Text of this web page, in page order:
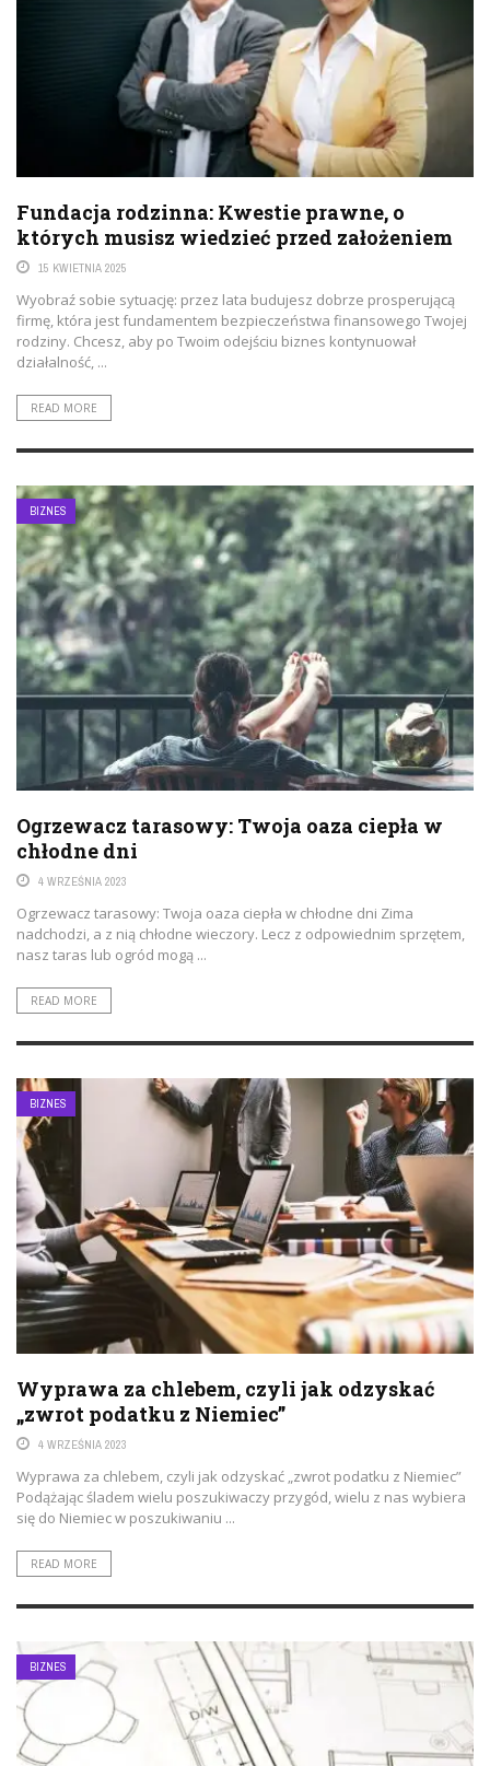
Fundacja rodzinna: Kwestie prawne, o
których musisz wiedzieć przed założeniem
15 KWIETNIA 2025
Wyobraź sobie sytuację: przez lata budujesz dobrze prosperującą
firmę, która jest fundamentem bezpieczeństwa finansowego Twojej
rodziny. Chcesz, aby po Twoim odejściu biznes kontynuował
działalność, ...
READ MORE
BIZNES
Ogrzewacz tarasowy: Twoja oaza ciepła w
chłodne dni
4 WRZEŚNIA 2023
Ogrzewacz tarasowy: Twoja oaza ciepła w chłodne dni Zima
nadchodzi, a z nią chłodne wieczory. Lecz z odpowiednim sprzętem,
nasz taras lub ogród mogą ...
READ MORE
BIZNES
Wyprawa za chlebem, czyli jak odzyskać
„zwrot podatku z Niemiec”
4 WRZEŚNIA 2023
Wyprawa za chlebem, czyli jak odzyskać „zwrot podatku z Niemiec”
Podążając śladem wielu poszukiwaczy przygód, wielu z nas wybiera
się do Niemiec w poszukiwaniu ...
READ MORE
BIZNES